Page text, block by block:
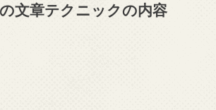
文章テクニックの内容